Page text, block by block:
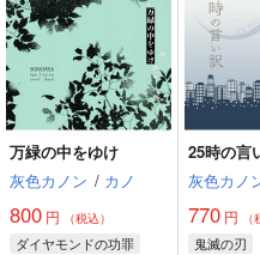
万緑の中をゆけ
灰色カノン / カノ
800 円 （税込）
ダイヤモンドの功罪
25時の言
灰色カノ
770 円 （
鬼滅の刃